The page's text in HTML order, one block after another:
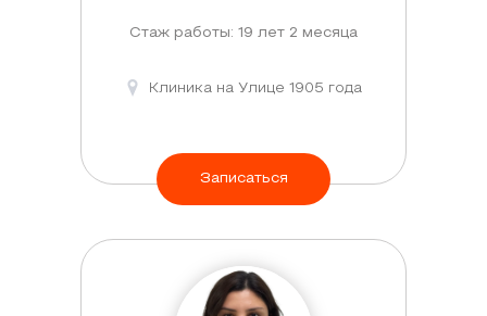
Стаж работы: 19 лет 2 месяца
Клиника на Улице 1905 года
Записаться